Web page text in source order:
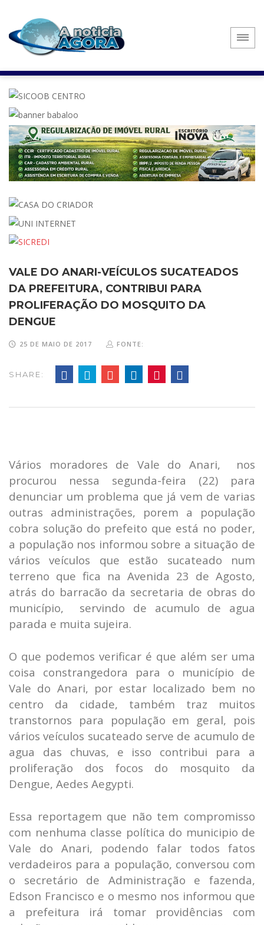
VALE DO ANARI-VEÍCULOS SUCATEADOS
DA PREFEITURA, CONTRIBUI PARA
PROLIFERAÇÃO DO MOSQUITO DA
DENGUE
25 DE MAIO DE 2017 FONTE:
SHARE:
Vários moradores de Vale do Anari, nos
procurou nessa segunda-feira (22) para
denunciar um problema que já vem de varias
outras administrações, porem a população
cobra solução do prefeito que está no poder,
a população nos informou sobre a situação de
vários veículos que estão sucateado num
terreno que fica na Avenida 23 de Agosto,
atrás do barracão da secretaria de obras do
município, servindo de acumulo de agua
parada e muita sujeira.
O que podemos verificar é que além ser uma
coisa constrangedora para o município de
Vale do Anari, por estar localizado bem no
centro da cidade, também traz muitos
transtornos para população em geral, pois
vários veículos sucateado serve de acumulo de
agua das chuvas, e isso contribui para a
proliferação dos focos do mosquito da
Dengue, Aedes Aegypti.
Essa reportagem que não tem compromisso
com nenhuma classe política do municipio de
Vale do Anari, podendo falar todos fatos
verdadeiros para a população, conversou com
o secretário de Administração e fazenda,
Edson Francisco e o mesmo nos informou que
a prefeitura irá tomar providências com